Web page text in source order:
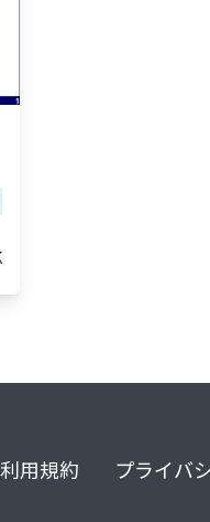
利用規約 プライバ